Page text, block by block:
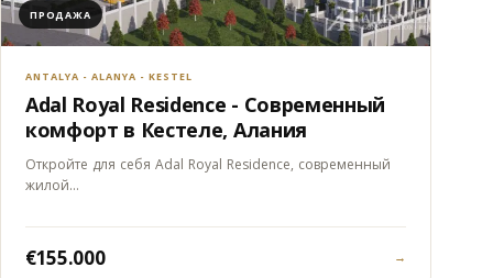
ПРОДАЖА
ANTALYA - ALANYA - KESTEL
Adal Royal Residence - Современный
комфорт в Кестеле, Алания
Откройте для себя Adal Royal Residence, современный
жилой…
€155.000 →